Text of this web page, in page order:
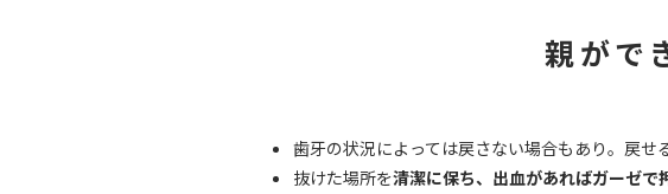
親がで
歯牙の状況によっては戻さない場合もあり。戻せ
抜けた場所を清潔に保ち、出血があればガーゼで